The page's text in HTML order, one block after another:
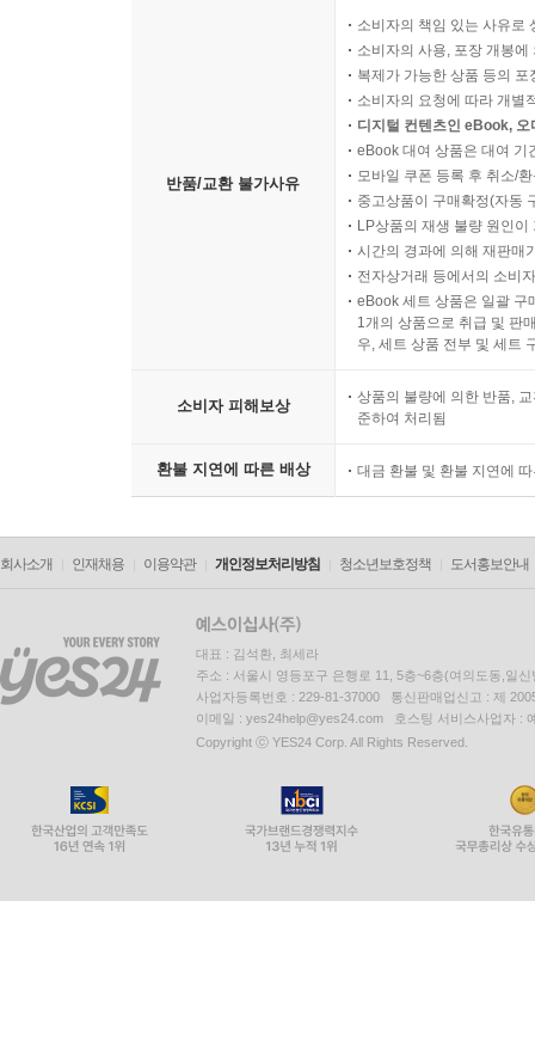
반품/교환 불가사유
소비자의 책임 있는 사유로
소비자의 사용, 포장 개봉
복제가 가능한 상품 등의
소비자의 요청에 따라 개별
디지털 컨텐츠인 eBook,
eBook 대여 상품은 대여 기
모바일 쿠폰 등록 후 취소/
중고상품이 구매확정(자동
LP상품의 재생 불량 원인
시간의 경과에 의해 재판매
전자상거래 등에서의 소비
eBook 세트 상품은 일괄 구
1개의 상품으로 취급 및 판
우, 세트 상품 전부 및 세트
소비자 피해보상
상품의 불량에 의한 반품,
준하여 처리됨
환불 지연에 따른 배상 대금 환불 및 환불 지연에
회사소개 인재채용 이용약관 개인정보처리방침 청소년보호정책 도서홍보안내
대표 : 김석환, 최세라
주소 : 서울시 영등포구 은행로 11, 5층~6층(여의도동,일신
사업자등록번호 : 229-81-37000 통신판매업신고 : 제
이메일 : yes24help@yes24.com 호스팅 서비스사업자 :
Copyright ⓒ YES24 Corp. All Rights Reserved.